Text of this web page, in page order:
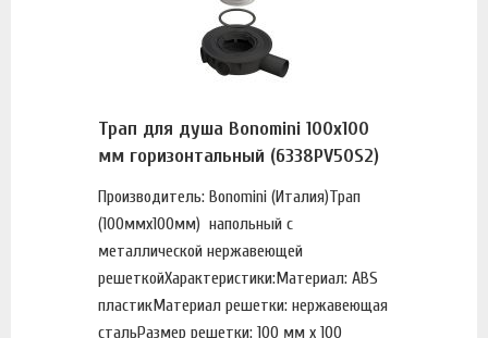
Трап для душа Bonomini 100х100
мм горизонтальный (6338PV50S2)
Производитель: Bonomini (Италия)Трап
(100ммх100мм) напольный с
металлической нержавеющей
решеткойХарактеристики:Материал: ABS
пластикМатериал решетки: нержавеющая
стальРазмер решетки: 100 мм х 100